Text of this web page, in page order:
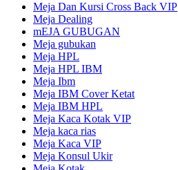
Meja Dan Kursi Cross Back VIP
Meja Dealing
mEJA GUBUGAN
Meja gubukan
Meja HPL
Meja HPL IBM
Meja Ibm
Meja IBM Cover Ketat
Meja IBM HPL
Meja Kaca Kotak VIP
Meja kaca rias
Meja Kaca VIP
Meja Konsul Ukir